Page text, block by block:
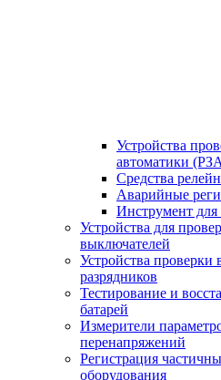
Устройства
автоматики
Средства
Аварийные
Инструмент
Устройства для
выключателей
Устройства проверки
разрядников
Тестирование и
батарей
Измерители
перенапряжений
Регистрация
оборудования